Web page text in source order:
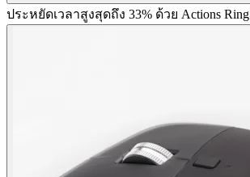
ประหยัดเวลาสูงสุดถึง 33% ด้วย Actions Ring